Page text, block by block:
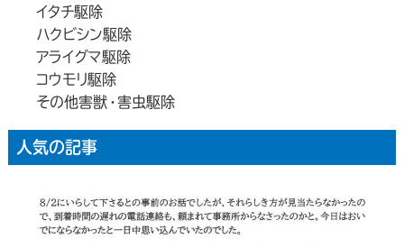
イタチ駆除
ハクビシン駆除
アライグマ駆除
コウモリ駆除
その他害獣・害虫駆除
人気の記事